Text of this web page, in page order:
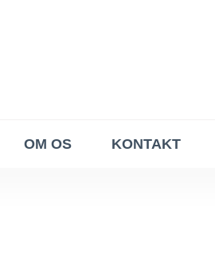
OM OS KONTAKT